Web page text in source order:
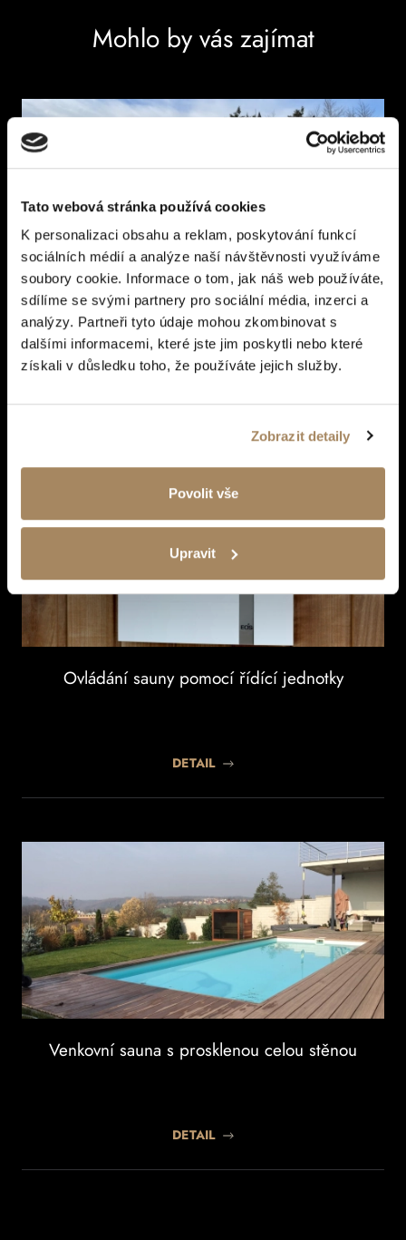
Tato webová stránka používá cookies
K personalizaci obsahu a reklam, poskytování funkcí
sociálních médií a analýze naší návštěvnosti využíváme
soubory cookie. Informace o tom, jak náš web používáte,
sdílíme se svými partnery pro sociální média, inzerci a
analýzy. Partneři tyto údaje mohou zkombinovat s
dalšími informacemi, které jste jim poskytli nebo které
získali v důsledku toho, že používáte jejich služby.
Zobrazit detaily
Povolit vše
Upravit
Mohlo by vás zajímat
Ochlazování - otužování
Ovládání sauny pomocí řídící jednotky
DETAIL
Venkovní sauna s prosklenou celou stěnou
DETAIL